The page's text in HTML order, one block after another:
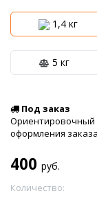
1,4 кг
5 кг
Под заказ
Ориентировочный
оформления
400 руб.
Количество: